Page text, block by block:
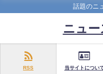
話題のニ
ニュ
RSS 当サイトについ